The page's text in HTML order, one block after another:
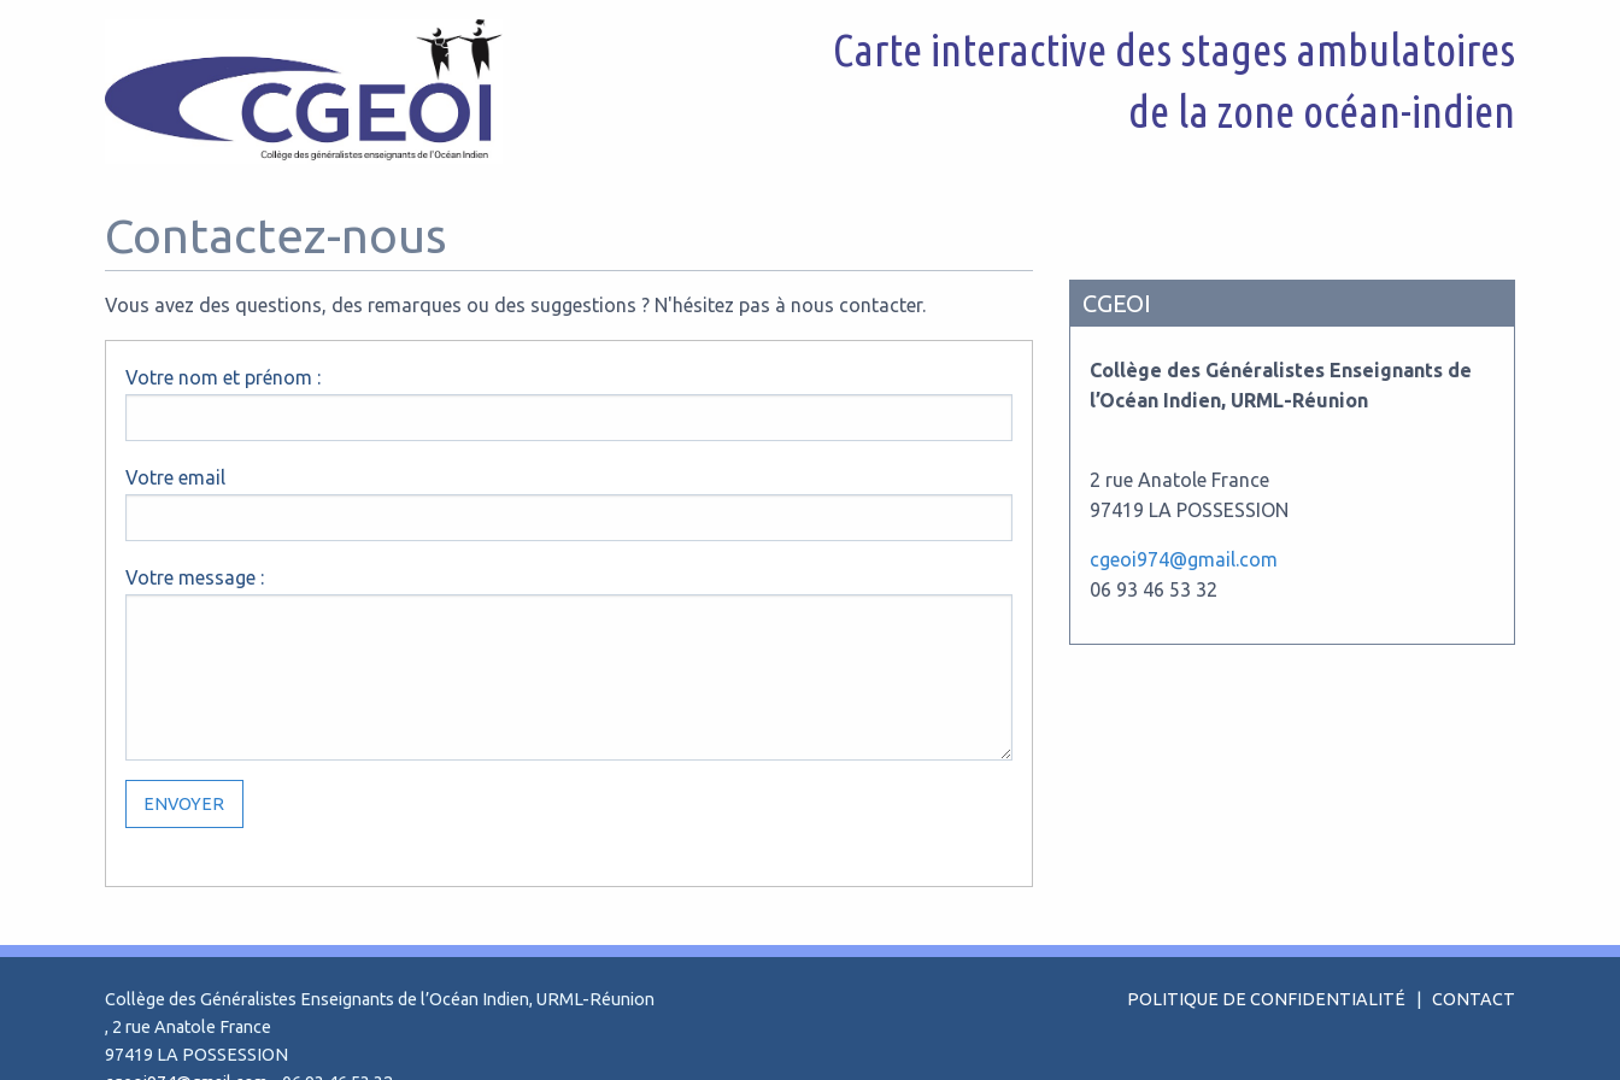
Carte interactive des stages ambulatoires
de la zone océan-indien
Contactez-nous
Vous avez des questions, des remarques ou des suggestions ? N'hésitez pas à nous contacter.
Votre nom et prénom :
Votre email
Votre message :
CGEOI
Collège des Généralistes Enseignants de
l’Océan Indien, URML-Réunion
2 rue Anatole France
97419 LA POSSESSION
cgeoi974@gmail.com
06 93 46 53 32
Collège des Généralistes Enseignants de l’Océan Indien, URML-Réunion
, 2 rue Anatole France
97419 LA POSSESSION
POLITIQUE DE CONFIDENTIALITÉ CONTACT